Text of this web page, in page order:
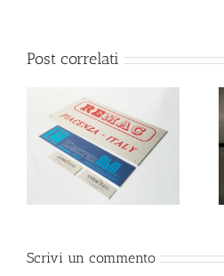
Post correlati
INCISIONI SU METALLI
E PLASTICHE
Scrivi un commento